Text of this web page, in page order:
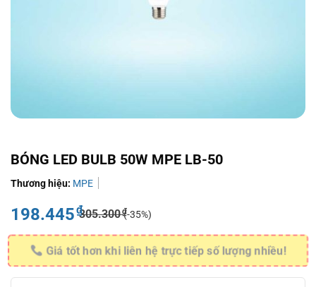
BÓNG LED BULB 50W MPE LB-50
Thương hiệu: MPE
198.445₫305.300₫(-35%)
Giá tốt hơn khi liên hệ trực tiếp số lượng nhiều!